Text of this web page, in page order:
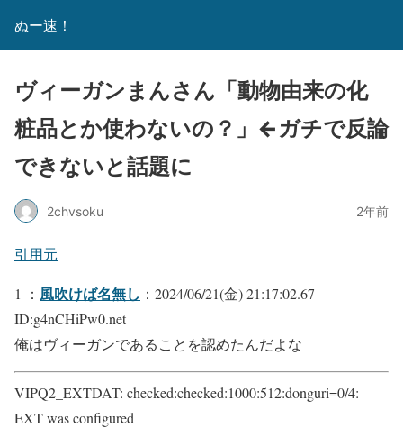
ぬー速！
ヴィーガンまんさん「動物由来の化
粧品とか使わないの？」←ガチで反論
できないと話題に
2chvsoku 2年前
引用元
1 ： 風吹けば名無し ：2024/06/21(金) 21:17:02.67
ID:g4nCHiPw0.net
俺はヴィーガンであることを認めたんだよな
VIPQ2_EXTDAT: checked:checked:1000:512:donguri=0/4:
EXT was configured